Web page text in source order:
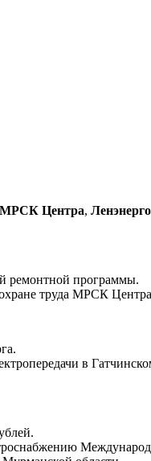
МРСК Центра, Ленэнерго
ремонтной программы.
труда МРСК
в